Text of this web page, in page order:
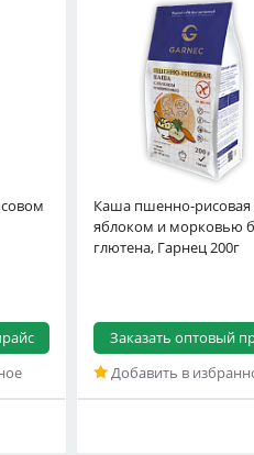
200г
Каша пшенно-рисовая
яблоком и морковью
глютена, Гарнец 200г
Заказать оптовый
Добавить в